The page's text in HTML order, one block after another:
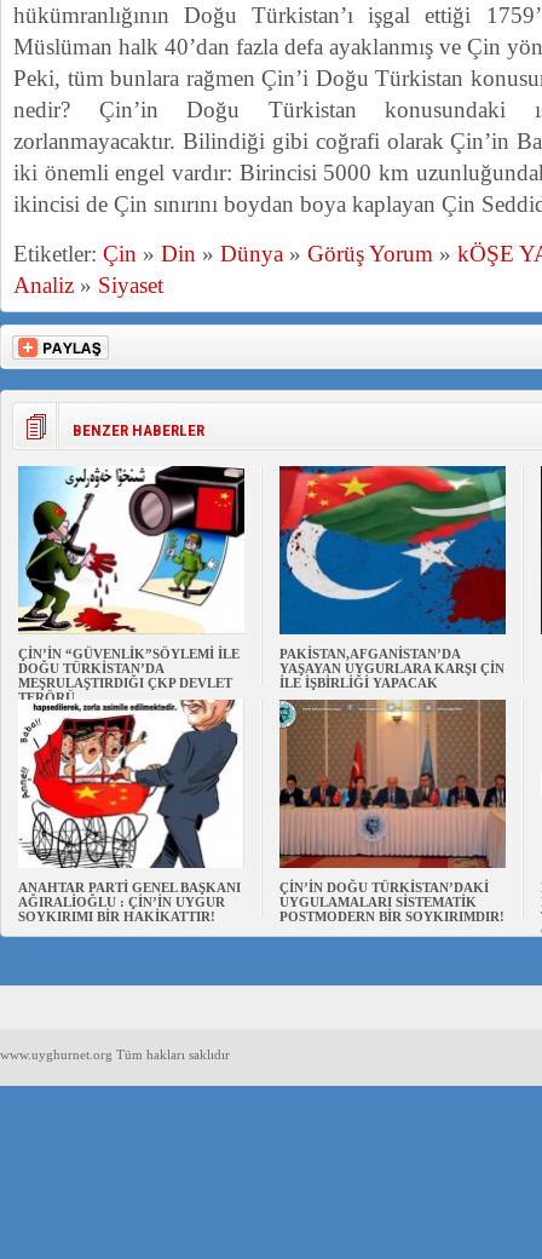
hükümranlığının Doğu Türkistan’ı işgal ettiği
Müslüman halk 40’dan fazla defa ayaklanmış ve Çin
Peki, tüm bunlara rağmen Çin’i Doğu Türkistan
nedir? Çin’in Doğu Türkistan konusundaki
zorlanmayacaktır. Bilindiği gibi coğrafi olarak Çin’in
iki önemli engel vardır: Birincisi 5000 km
ikincisi de Çin sınırını boydan boya kaplayan Çin
Etiketler: Çin » Din » Dünya » Görüş Yorum » kÖŞE
Analiz » Siyaset
BENZER HABERLER
ÇİN’İN “GÜVENLİK”SÖYLEMİ İLE
DOĞU TÜRKİSTAN’DA
MEŞRULAŞTIRDIĞI ÇKP DEVLET
TERÖRÜ
PAKİSTAN,AFGANİSTAN’DA
YAŞAYAN UYGURLARA KARŞI ÇİN
İLE İŞBİRLİĞİ YAPACAK
ANAHTAR PARTİ GENEL BAŞKANI
AĞIRALİOĞLU : ÇİN’İN UYGUR
SOYKIRIMI BİR HAKİKATTIR!
ÇİN’İN DOĞU TÜRKİSTAN’DAKİ
UYGULAMALARI SİSTEMATİK
POSTMODERN BİR SOYKIRIMDIR!
www.uyghurnet.org Tüm hakları saklıdır